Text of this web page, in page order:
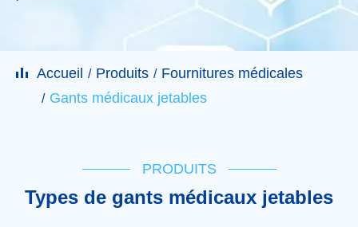
Accueil Produits
Fournitures médicales
Gants médicaux jetables
PRODUITS
Types de gants médicaux jetables